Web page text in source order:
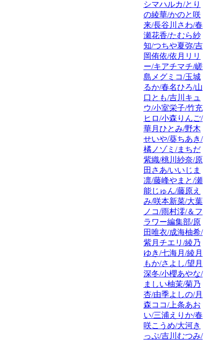
シマハルカ/とり
の綾華/かのと咲
来/長谷川さわ/春
瀬花香/たむら紗
知/つちや夏弥/吉
岡侑依/依月リリ
ー/キアチマチ/嵯
島メグミコ/玉城
るか/春名ひろ/山
口とも/吉川キュ
ウ/小室栄子/竹充
ヒロ/小森りんご/
華月ひとみ/野木
せいや/葵ちあき/
橘ノゾミ/まちだ
紫織/桃川紗奈/原
田さあ/いいじま
凛/藤峰やまと/瀬
能じゅん/藤原え
み/咲本新菜/大葉
ノコ/雨村澪/＆フ
ラワー編集部/原
田唯衣/成海柚希/
紫月チエリ/綾乃
ゆき/七海月/綾月
もか/さよし/望月
深冬/小櫻あやな/
ましい柚茉/菊乃
杏/由季よしの/月
森ココ/上条あお
い/三浦えりか/春
咲こうめ/大河き
っぷ/吉川むつみ/